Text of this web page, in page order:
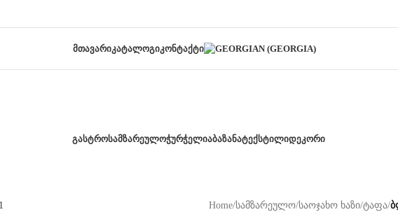
ᲛᲗᲐᲕᲐᲠᲘᲙᲐᲢᲐᲚᲝᲒᲘᲙᲝᲜᲢᲐᲥᲢᲘ
ᲒᲐᲡᲢᲠᲝᲡᲐᲛᲖᲐᲠᲔᲣᲚᲝᲭᲣᲠᲭᲔᲚᲘᲐᲑᲐᲖᲐᲜᲐᲢᲔᲥᲡᲢᲘᲚᲘᲓᲔᲙᲝᲠᲘ
Home/სამზარეულო/საოჯახო ხაზი/ტაფა/